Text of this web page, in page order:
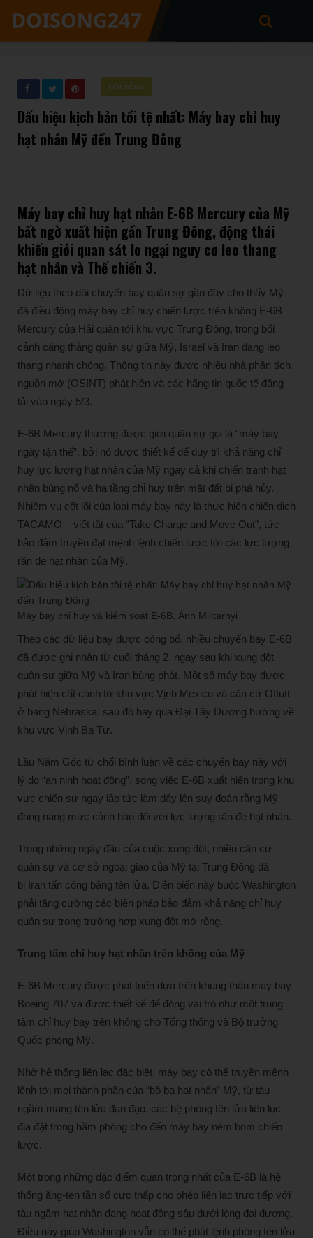
ĐỜI SỐNG
Dấu hiệu kịch bản tồi tệ nhất: Máy bay chỉ huy
hạt nhân Mỹ đến Trung Đông
Máy bay chỉ huy hạt nhân E-6B Mercury của Mỹ
bất ngờ xuất hiện gần Trung Đông, động thái
khiến giới quan sát lo ngại nguy cơ leo thang
hạt nhân và Thế chiến 3.
Dữ liệu theo dõi chuyến bay quân sự gần đây cho thấy Mỹ
đã điều động máy bay chỉ huy chiến lược trên không E-6B
Mercury của Hải quân tới khu vực Trung Đông, trong bối
cảnh căng thẳng quân sự giữa Mỹ, Israel và Iran đang leo
thang nhanh chóng. Thông tin này được nhiều nhà phân tích
nguồn mở (OSINT) phát hiện và các hãng tin quốc tế đăng
tải vào ngày 5/3.
E-6B Mercury thường được giới quân sự gọi là “máy bay
ngày tận thế”, bởi nó được thiết kế để duy trì khả năng chỉ
huy lực lượng hạt nhân của Mỹ ngay cả khi chiến tranh hạt
nhân bùng nổ và hạ tầng chỉ huy trên mặt đất bị phá hủy.
Nhiệm vụ cốt lõi của loại máy bay này là thực hiện chiến dịch
TACAMO – viết tắt của “Take Charge and Move Out”, tức
bảo đảm truyền đạt mệnh lệnh chiến lược tới các lực lượng
răn đe hạt nhân của Mỹ.
Máy bay chỉ huy và kiểm soát E-6B. Ảnh Militarnyi
Theo các dữ liệu bay được công bố, nhiều chuyến bay E-6B
đã được ghi nhận từ cuối tháng 2, ngay sau khi xung đột
quân sự giữa Mỹ và Iran bùng phát. Một số máy bay được
phát hiện cất cánh từ khu vực Vịnh Mexico và căn cứ Offutt
ở bang Nebraska, sau đó bay qua Đại Tây Dương hướng về
khu vực Vịnh Ba Tư.
Lầu Năm Góc từ chối bình luận về các chuyến bay này với
lý do “an ninh hoạt động”, song việc E-6B xuất hiện trong khu
vực chiến sự ngay lập tức làm dấy lên suy đoán rằng Mỹ
đang nâng mức cảnh báo đối với lực lượng răn đe hạt nhân.
Trong những ngày đầu của cuộc xung đột, nhiều căn cứ
quân sự và cơ sở ngoại giao của Mỹ tại Trung Đông đã
bị Iran tấn công bằng tên lửa. Diễn biến này buộc Washington
phải tăng cường các biện pháp bảo đảm khả năng chỉ huy
quân sự trong trường hợp xung đột mở rộng.
Trung tâm chỉ huy hạt nhân trên không của Mỹ
E-6B Mercury được phát triển dựa trên khung thân máy bay
Boeing 707 và được thiết kế để đóng vai trò như một trung
tâm chỉ huy bay trên không cho Tổng thống và Bộ trưởng
Quốc phòng Mỹ.
Nhờ hệ thống liên lạc đặc biệt, máy bay có thể truyền mệnh
lệnh tới mọi thành phần của “bộ ba hạt nhân” Mỹ, từ tàu
ngầm mang tên lửa đạn đạo, các bệ phóng tên lửa liên lục
địa đặt trong hầm phóng cho đến máy bay ném bom chiến
lược.
Một trong những đặc điểm quan trọng nhất của E-6B là hệ
thống ăng-ten tần số cực thấp cho phép liên lạc trực tiếp với
tàu ngầm hạt nhân đang hoạt động sâu dưới lòng đại dương.
Điều này giúp Washington vẫn có thể phát lệnh phóng tên lửa